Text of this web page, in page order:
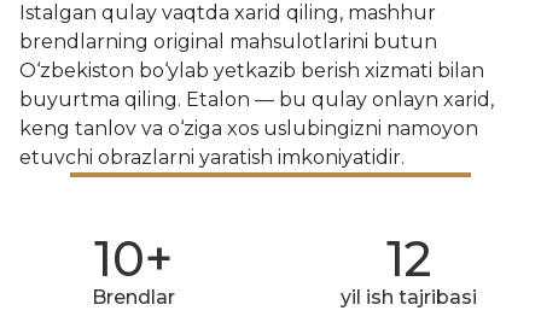
Istalgan qulay vaqtda xarid qiling, mashhur
brendlarning original mahsulotlarini butun
O‘zbekiston bo‘ylab yetkazib berish xizmati bilan
buyurtma qiling. Etalon — bu qulay onlayn xarid,
keng tanlov va o‘ziga xos uslubingizni namoyon
etuvchi obrazlarni yaratish imkoniyatidir.
10+
Brendlar
12
yil ish tajribasi